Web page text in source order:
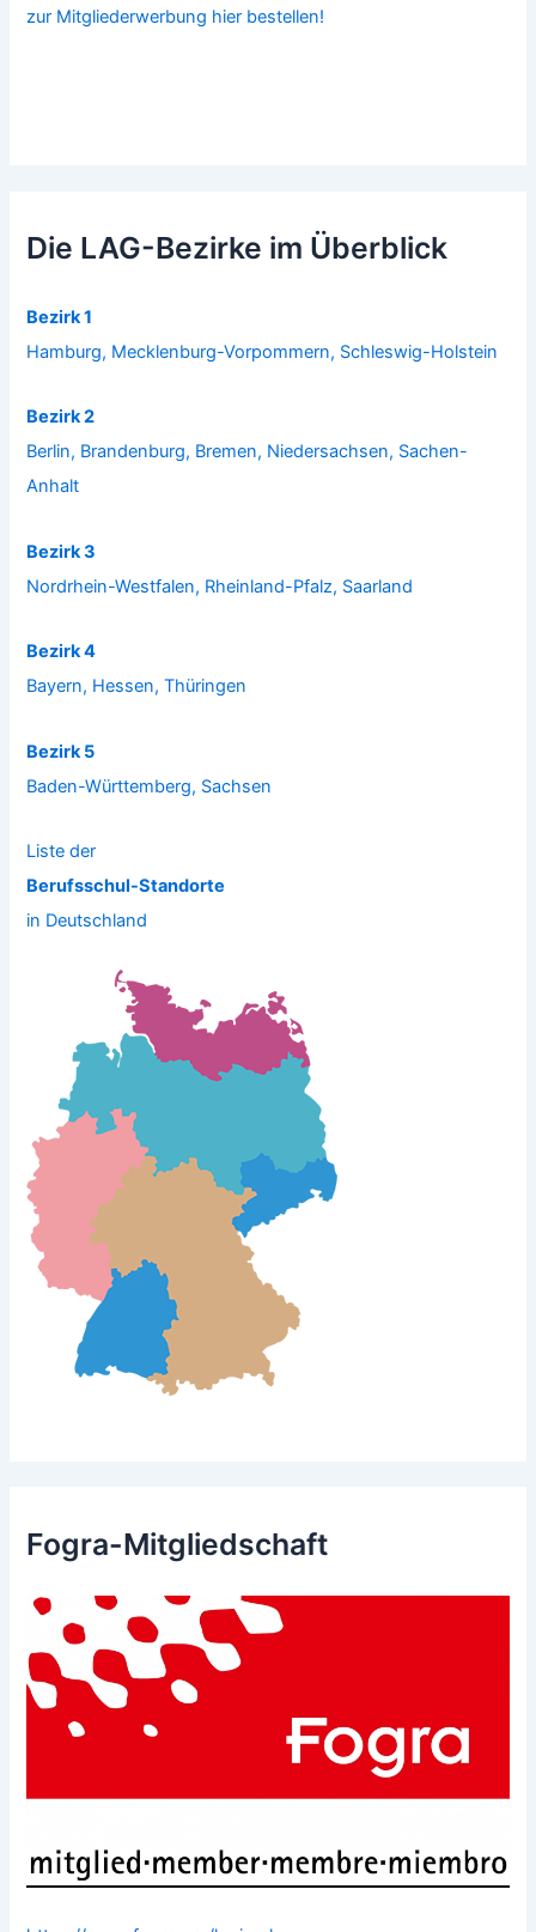
zur Mitgliederwerbung hier bestellen!
Die LAG-Bezirke im Überblick
Bezirk 1
Hamburg, Mecklenburg-Vorpommern, Schleswig-Holstein
Bezirk 2
Berlin, Brandenburg, Bremen, Niedersachsen, Sachen-
Anhalt
Bezirk 3
Nordrhein-Westfalen, Rheinland-Pfalz, Saarland
Bezirk 4
Bayern, Hessen, Thüringen
Bezirk 5
Baden-Württemberg, Sachsen
Liste der
Berufsschul-Standorte
in Deutschland
Fogra-Mitgliedschaft